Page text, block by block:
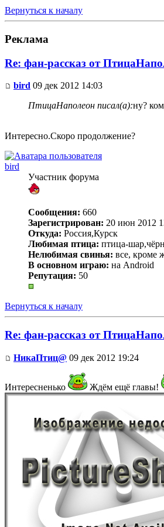
Вернуться к началу
Реклама
Re: фан-рассказ от
bird 09 дек 2012 14:03
ПтицаНаполеон писал(а):ну?
Интересно.Скоро продолжение?
bird
Участник форума
Сообщения: 660
Зарегистрирован: 20 июн 2012
Откуда: Россия,Курск
Любимая птица: птица-
Нелюбимая свинья: все, кроме
В основном играю: на Android
Репутация: 50
Вернуться к началу
Re: фан-рассказ от
НикаПтиц@ 09 дек 2012 19:24
Интересненько Ждём ещё главы!